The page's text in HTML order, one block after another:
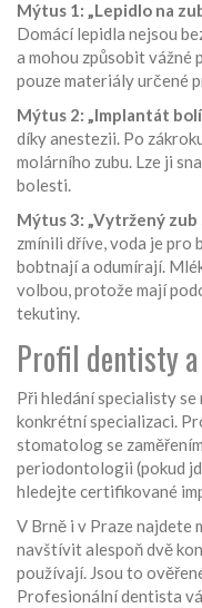
Mýtus 1: „Lepidlo na
Domácí lepidla nejsou
a mohou způsobit
pouze materiály určené
Mýtus 2: „Implantát bolí
díky anestezii. Po
molárního zubu. Lze ji
bolesti.
Mýtus 3: „Vytržený zub
zmínili dříve, voda je pro
bobtnají a odumírají.
volbou, protože mají
tekutiny.
Profil dentisty
Při hledání specialisty
konkrétní specializaci.
stomatolog se
periodontologii (pokud
hledejte certifikované
V Brně i v Praze najdete
navštívit alespoň dvě
používají. Jsou to
Profesionální dentista